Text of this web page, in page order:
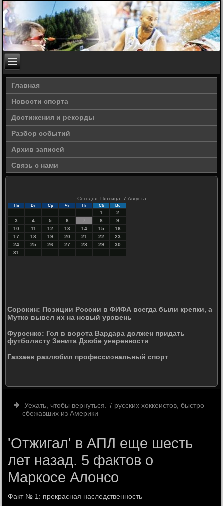
Главная
Новости спорта
Достижения и рекорды
Разбор событий
Архив записей
Связь с нами
Сегодня: Пятница, 7 Августа
Пн Вт Ср Чт Пт Сб Вс
1
2
3
4 5 6 7 8
9
10
11 12 13 14 15
16
17
18 19 20 21 22
23
24
25 26 27 28 29
30
31
Сорокин: Позиции России в ФИФА всегда были крепки, а
Мутко вывел их на новый уровень
Фурсенко: Гол в ворота Вардара должен придать
футболисту Зенита Дзюбе уверенности
Газзаев разлюбил профессиональный спорт
Уехать, чтобы вернуться. 7 русских хоккеистов, быстро
сбежавших из Америки
'Отжигал' в АПЛ еще шесть
лет назад. 5 фактов о
Маркосе Алонсо
Факт № 1: прекрасная наследственность